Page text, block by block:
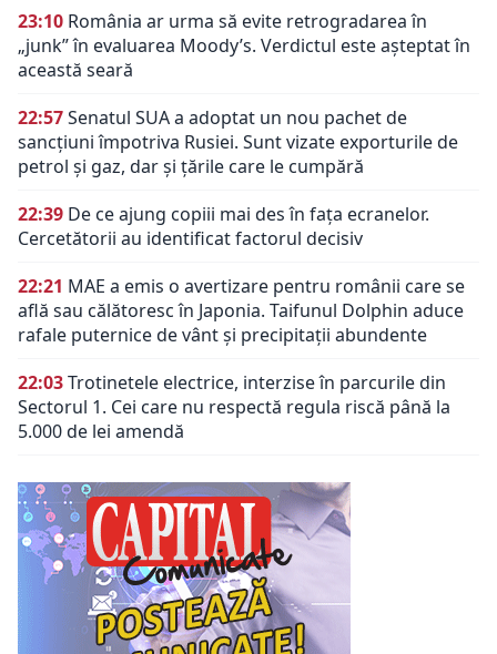
23:10 România ar urma să evite retrogradarea în
„junk” în evaluarea Moody’s. Verdictul este așteptat în
această seară
22:57Senatul SUA a adoptat un nou pachet de
sancțiuni împotriva Rusiei. Sunt vizate exporturile de
petrol și gaz, dar și țările care le cumpără
22:39 De ce ajung copiii mai des în fața ecranelor.
Cercetătorii au identificat factorul decisiv
22:21 MAE a emis o avertizare pentru românii care se
află sau călătoresc în Japonia. Taifunul Dolphin aduce
rafale puternice de vânt și precipitații abundente
22:03Trotinetele electrice, interzise în parcurile din
Sectorul 1. Cei care nu respectă regula riscă până la
5.000 de lei amendă